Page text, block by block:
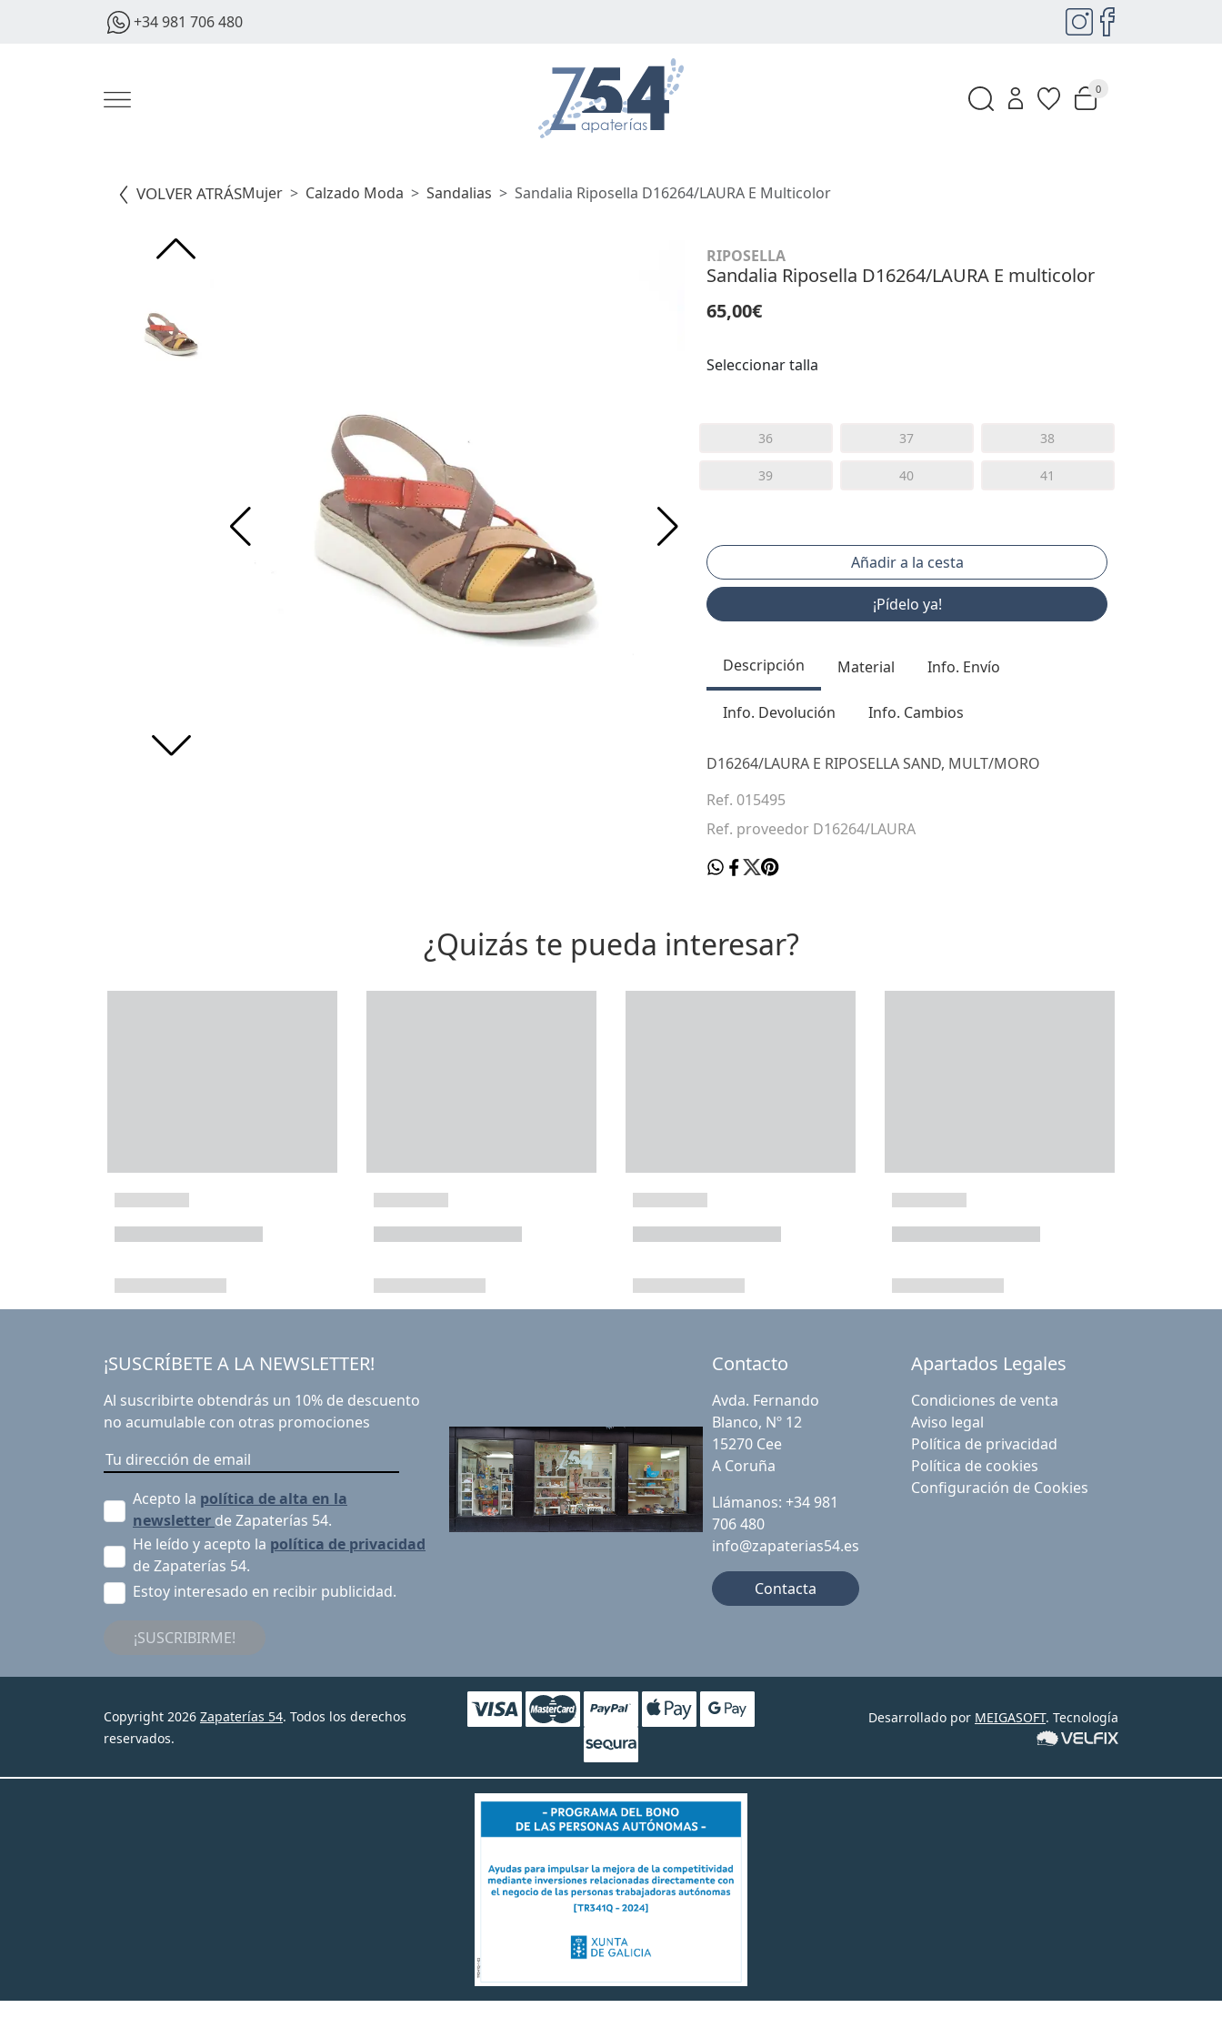
+34 981 706 480
0
VOLVER ATRÁSMujer Calzado Moda Sandalias Sandalia Riposella D16264/LAURA E Multicolor
RIPOSELLA
Sandalia Riposella D16264/LAURA E multicolor
65,00€
Seleccionar talla
36 37 38
39 40 41
¡Pídelo ya!
Descripción Material Info. Envío
Info. Devolución Info. Cambios
D16264/LAURA E RIPOSELLA SAND, MULT/MORO
Ref. 015495
Ref. proveedor D16264/LAURA
¿Quizás te pueda interesar?
¡SUSCRÍBETE A LA NEWSLETTER!
Al suscribirte obtendrás un 10% de descuento
no acumulable con otras promociones
Acepto la política de alta en la
newsletter de Zapaterías 54.
He leído y acepto la política de privacidad
de Zapaterías 54.
Estoy interesado en recibir publicidad.
¡SUSCRIBIRME!
Contacto
Avda. Fernando
Blanco, Nº 12
15270 Cee
A Coruña
Llámanos: +34 981
706 480
info@zapaterias54.es
Contacta
Apartados Legales
Condiciones de venta
Aviso legal
Política de privacidad
Política de cookies
Configuración de Cookies
Copyright 2026 Zapaterías 54. Todos los derechos
reservados.
Desarrollado por MEIGASOFT. Tecnología